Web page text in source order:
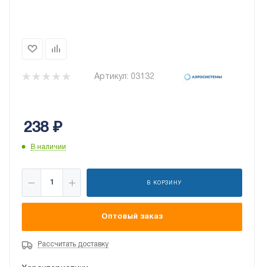
Артикул: 03132
238₽
В наличии
В КОРЗИНУ
Оптовый заказ
Рассчитать доставку